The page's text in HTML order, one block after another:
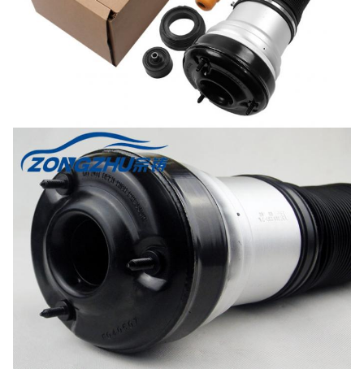
7L8616039D - Q7 için havalı süspansiyon yayı
7L8616040D - Q7 için havalı süspansiyon yayı